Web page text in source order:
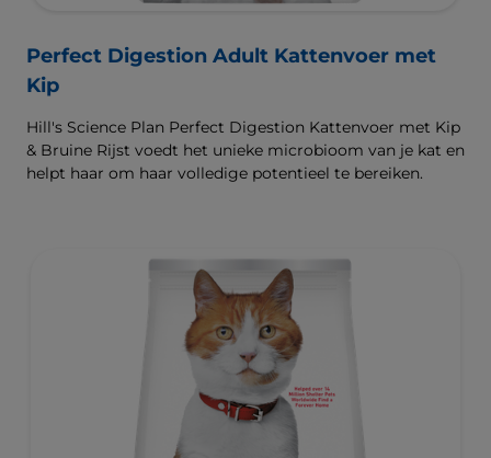
Perfect Digestion Adult Kattenvoer met
Kip
Hill's Science Plan Perfect Digestion Kattenvoer met Kip
& Bruine Rijst voedt het unieke microbioom van je kat en
helpt haar om haar volledige potentieel te bereiken.